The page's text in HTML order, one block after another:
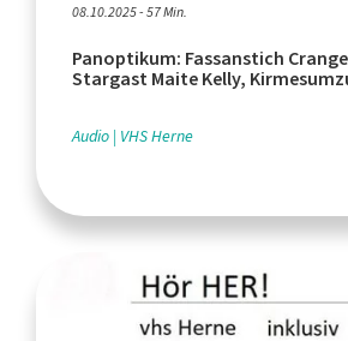
08.10.2025 - 57 Min.
Panoptikum: Fassanstich
Stargast Maite Kelly,
Audio VHS Herne